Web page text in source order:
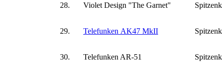
28. Violet Design "The Garnet"
29. Telefunken AK47 MkII
30. Telefunken AR-51